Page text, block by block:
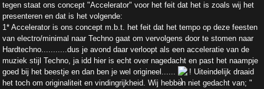
tegen staat ons concept "Accelerator" voor het feit dat het is zoals wij het
presenteren en dat is het volgende:
1* Accelerator is ons concept m.b.t. het feit dat het tempo op deze feesten
van electro/minimal naar Techno gaat om vervolgens door te stomen naar
Hardtechno...........dus je avond daar verloopt als een acceleratie van de
muziek stijl Techno, ja idd hier is echt over nagedacht en past het naampje
goed bij het beestje en dan ben je wel origineel......
! Uiteindelijk draaid
het toch om originaliteit en vindingrijkheid. Wij hebben niet gedacht van; "